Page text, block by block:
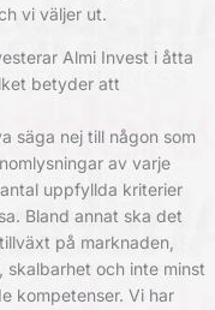
vi väljer ut.
Almi Invest i åtta
betyder att
säga nej till någon som
av varje
uppfyllda kriterier
Bland annat ska det
på marknaden,
och inte minst
kompetenser. Vi har